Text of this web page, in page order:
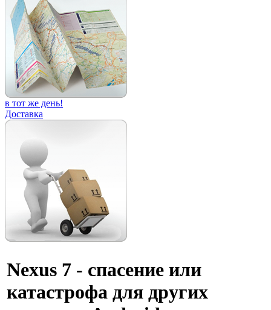
в тот же день!
Доставка
Nexus 7 - спасение или
катастрофа для других